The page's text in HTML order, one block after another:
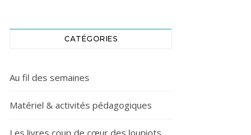
CATÉGORIES
Au fil des semaines
Matériel & activités pédagogiques
Les livres coup de cœur des loupiots